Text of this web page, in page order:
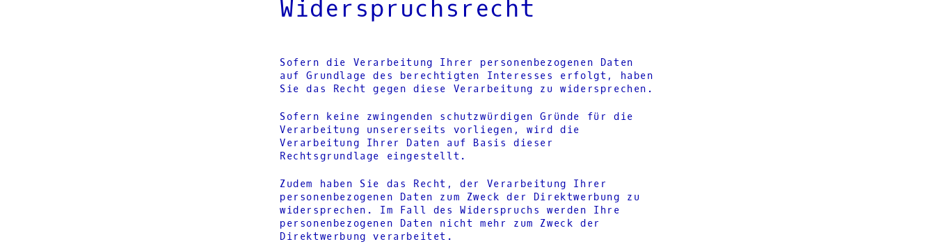
Widerspruchsrecht
Sofern die Verarbeitung Ihrer personenbezogenen Daten
auf Grundlage des berechtigten Interesses erfolgt, haben
Sie das Recht gegen diese Verarbeitung zu widersprechen.
Sofern keine zwingenden schutzwürdigen Gründe für die
Verarbeitung unsererseits vorliegen, wird die
Verarbeitung Ihrer Daten auf Basis dieser
Rechtsgrundlage eingestellt.
Zudem haben Sie das Recht, der Verarbeitung Ihrer
personenbezogenen Daten zum Zweck der Direktwerbung zu
widersprechen. Im Fall des Widerspruchs werden Ihre
personenbezogenen Daten nicht mehr zum Zweck der
Direktwerbung verarbeitet.